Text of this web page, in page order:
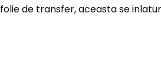
de transfer, aceasta se